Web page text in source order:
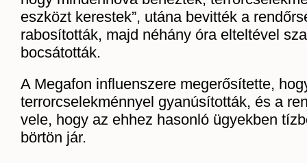
eszközt kerestek”, utána bevitték a
rabosították, majd néhány óra elteltével
bocsátották.
A Megafon influenszere megerősítette,
terrorcselekménnyel gyanúsították, és a
vele, hogy az ehhez hasonló ügyekben
börtön jár.